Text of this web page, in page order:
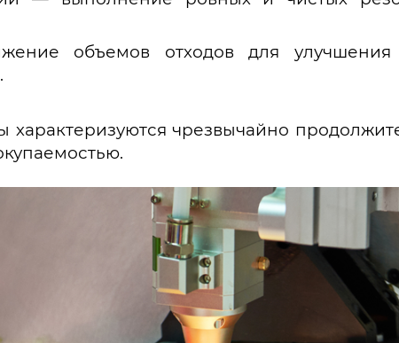
объемов отходов для улучшения
характеризуются чрезвычайно